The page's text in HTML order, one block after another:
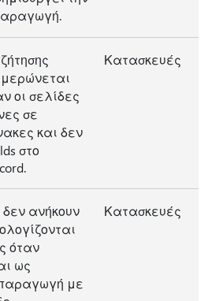
οι σελίδες
σε
και δεν
στο
Κατασκευές
ανήκουν
όταν
ως
με
Κατασκευές